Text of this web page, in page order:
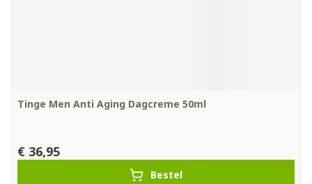
Tinge Men Anti Aging Dagcreme 50ml
€ 36,95
Bestel